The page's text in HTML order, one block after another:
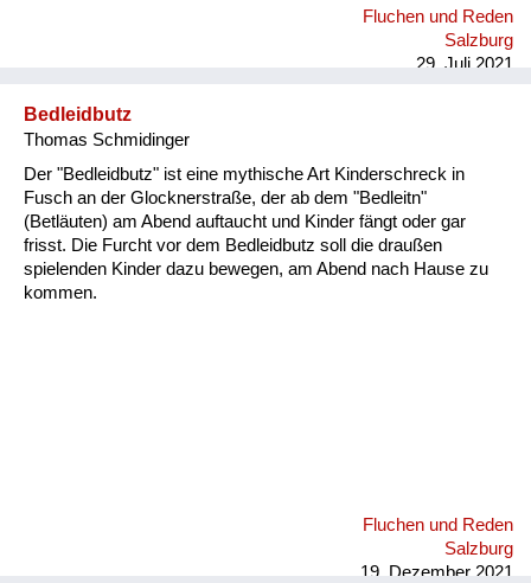
Fluchen und Reden
Salzburg
29. Juli 2021
Bedleidbutz
Thomas Schmidinger
Der "Bedleidbutz" ist eine mythische Art Kinderschreck in
Fusch an der Glocknerstraße, der ab dem "Bedleitn"
(Betläuten) am Abend auftaucht und Kinder fängt oder gar
frisst. Die Furcht vor dem Bedleidbutz soll die draußen
spielenden Kinder dazu bewegen, am Abend nach Hause zu
kommen.
Fluchen und Reden
Salzburg
19. Dezember 2021